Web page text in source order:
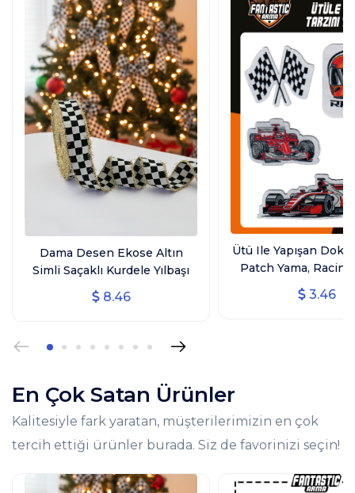
Dama Desen Ekose Altın
Simli Saçaklı Kurdele Yılbaşı
Kurdelesi (3 CM GENİŞLİK - 10
MT UZUNLUK)
8.46
Ütü Ile Yapışan
Patch Yama, Racing
Ütüyle Yapışan
Patch 4'lü
3.46
En Çok Satan Ürünler
Kalitesiyle fark yaratan, müşterilerimizin en çok
tercih ettiği ürünler burada. Siz de favorinizi seçin!